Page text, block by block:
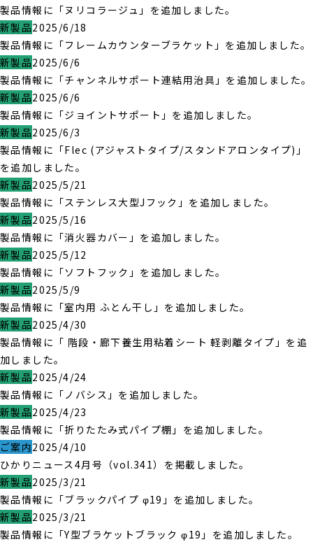
製品情報に「ヌリコラージュ」を追加しました。
新製品2025/6/18
製品情報に「フレームカウンターブラケット」を追加しました。
新製品2025/6/6
製品情報に「チャンネルサポート連結用治具」を追加しました。
新製品2025/6/6
製品情報に「ジョイントサポート」を追加しました。
新製品2025/6/3
製品情報に「Flec (アジャストタイプ/スタンドアロンタイプ)」
を追加しました。
新製品2025/5/21
製品情報に「ステンレス大型Jフック」を追加しました。
新製品2025/5/16
製品情報に「消火器カバー」を追加しました。
新製品2025/5/12
製品情報に「ソフトフック」を追加しました。
新製品2025/5/9
製品情報に「室内用 ふとん干し」を追加しました。
新製品2025/4/30
製品情報に「 階段・廊下養生用粘着シート 軽剥離タイプ」を追
加しました。
新製品2025/4/24
製品情報に「ノバシス」を追加しました。
新製品2025/4/23
製品情報に「折りたたみ式パイプ棚」を追加しました。
ご案内2025/4/10
ひかりニュース4月号（vol.341）を掲載しました。
新製品2025/3/21
製品情報に「ブラックパイプ φ19」を追加しました。
新製品2025/3/21
製品情報に「Y型ブラケットブラック φ19」を追加しました。